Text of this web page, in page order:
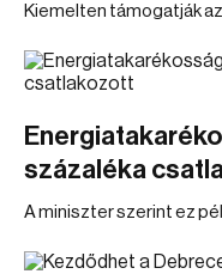
Kiemelten támogatják
százaléka
A miniszter szerint ez